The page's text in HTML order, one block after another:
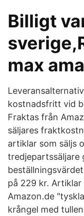
Billigt
max
kostnadsfritt vid
Fraktas från
säljares
artiklar som säljs
tredjepartssäljare
på 229 kr.
Amazon.de
krångel med